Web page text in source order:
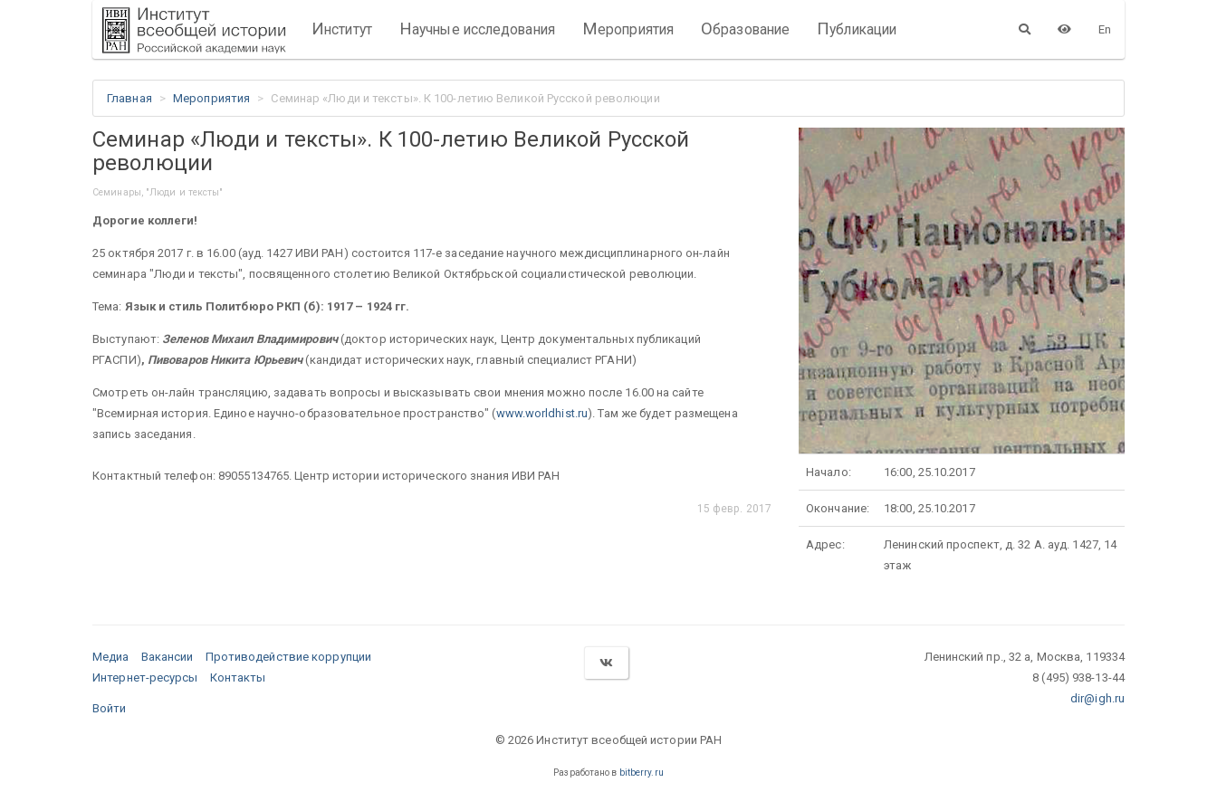
Институт Научные исследования Мероприятия Образование Публикации En
Главная Мероприятия Семинар «Люди и тексты». К 100-летию Великой Русской революции
Семинар «Люди и тексты». К 100-летию Великой Русской
революции
Семинары, "Люди и тексты"
Дорогие коллеги!
25 октября 2017 г. в 16.00 (ауд. 1427 ИВИ РАН) состоится 117-е заседание научного междисциплинарного он-лайн
семинара "Люди и тексты", посвященного столетию Великой Октябрьской социалистической революции.
Тема: Язык и стиль Политбюро РКП (б): 1917 – 1924 гг.
Выступают: Зеленов Михаил Владимирович (доктор исторических наук, Центр документальных публикаций
РГАСПИ), Пивоваров Никита Юрьевич(кандидат исторических наук, главный специалист РГАНИ)
Смотреть он-лайн трансляцию, задавать вопросы и высказывать свои мнения можно после 16.00 на сайте
"Всемирная история. Единое научно-образовательное пространство" (www.worldhist.ru). Там же будет размещена
запись заседания.
Контактный телефон: 89055134765. Центр истории исторического знания ИВИ РАН
15 февр. 2017
Начало: 16:00, 25.10.2017
Окончание: 18:00, 25.10.2017
Адрес:
Ленинский проспект, д. 32 А. ауд. 1427, 14
этаж
Медиа Вакансии
Противодействие коррупции
Интернет-ресурсы
Контакты
Войти
Ленинский пр., 32 а, Москва, 119334
8 (495) 938-13-44
dir@igh.ru
© 2026 Институт всеобщей истории РАН
Разработано в bitberry.ru